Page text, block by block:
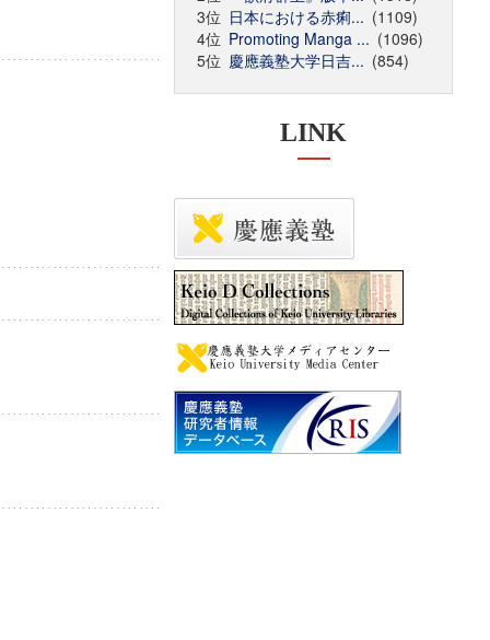
3位 日本における赤痢... (1109)
4位 Promoting Manga ... (1096)
5位 慶應義塾大学日吉... (854)
LINK